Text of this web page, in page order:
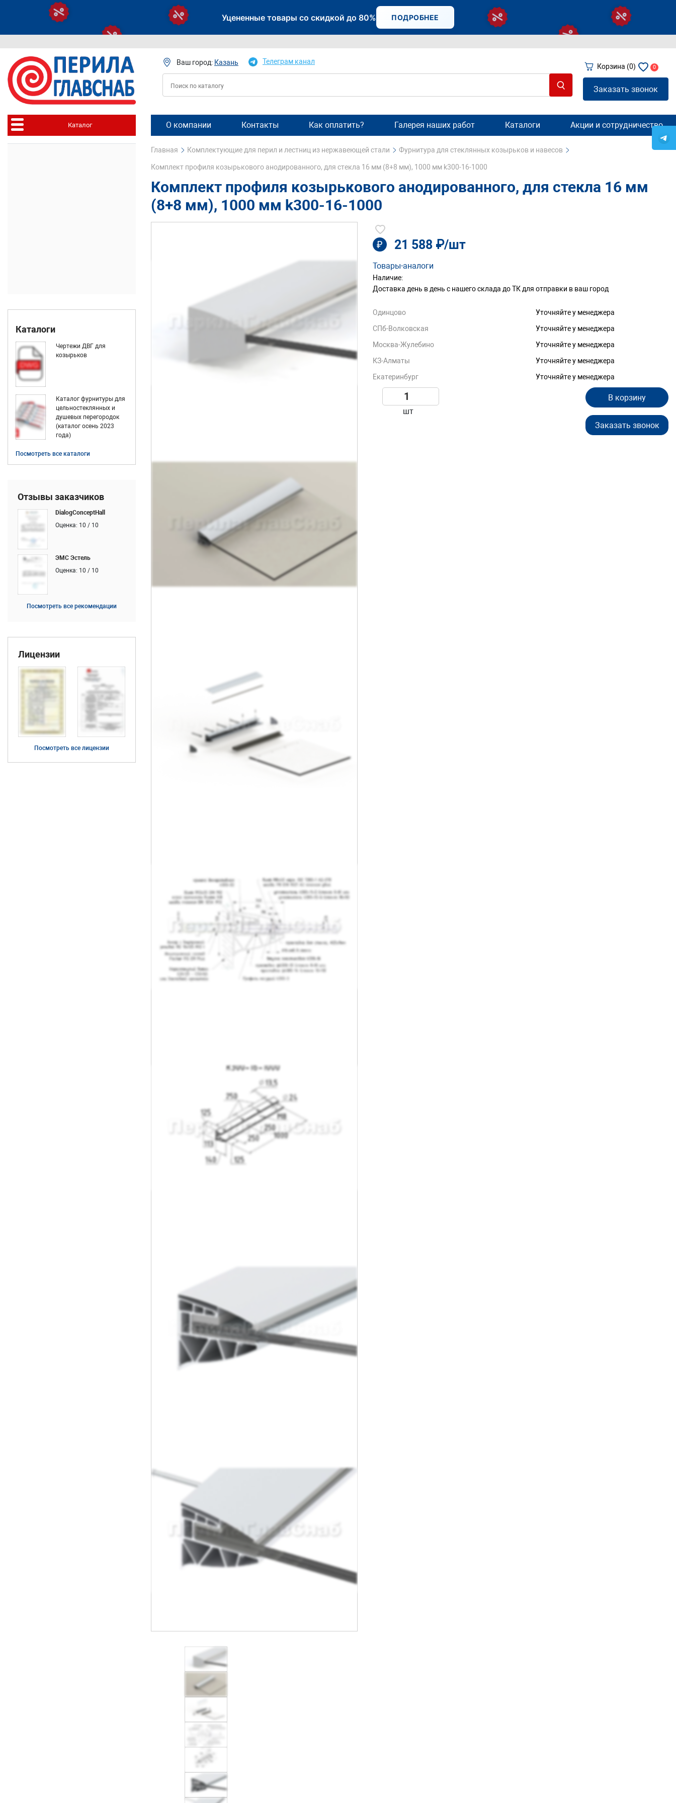
Уцененные товары со скидкой до 80% ПОДРОБНЕЕ
Ваш город: Казань Телеграм канал
Корзина (0) 0
Заказать звонок
Каталог
Каталоги
Чертежи ДВГ для
козырьков
Каталог фурнитуры для
цельностеклянных и
душевых перегородок
(каталог осень 2023
года)
Посмотреть все каталоги
Отзывы заказчиков
DialogConceptHall
Оценка: 10 / 10
ЭМС Эстель
Оценка: 10 / 10
Посмотреть все рекомендации
Лицензии
Посмотреть все лицензии
О компании Контакты Как оплатить? Галерея наших работ Каталоги Акции и сотрудничество
Главная Комплектующие для перил и лестниц из нержавеющей стали Фурнитура для стеклянных козырьков и навесов
Комплект профиля козырькового анодированного, для стекла 16 мм (8+8 мм), 1000 мм k300-16-1000
Комплект профиля козырькового анодированного, для стекла 16 мм
(8+8 мм), 1000 мм k300-16-1000
₽ 21 588 ₽/шт
Товары-аналоги
Наличие:
Доставка день в день с нашего склада до ТК для отправки в ваш город
Одинцово
Уточняйте у менеджера
СПб-Волковская
Уточняйте у менеджера
Москва-Жулебино
Уточняйте у менеджера
КЗ-Алматы
Уточняйте у менеджера
Екатеринбург
Уточняйте у менеджера
шт
В корзину
Заказать звонок